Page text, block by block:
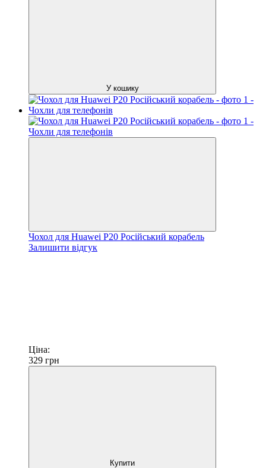
У кошику
Чохол для Huawei P20 Російський корабель
Залишити відгук
Ціна:
329 грн
Купити